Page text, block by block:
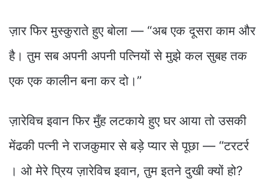
ज़ार फिर मुस्कुराते हुए बोला — “अब एक दूसरा काम और
है। तुम सब अपनी अपनी पत्नियों से मुझे कल सुबह तक
एक एक कालीन बना कर दो।”
ज़ारेविच इवान फिर मुँह लटकाये हुए घर आया तो उसकी
मेंढकी पत्नी ने राजकुमार से बड़े प्यार से पूछा — “टरटर्र
। ओ मेरे प्रिय ज़ारेविच इवान, तुम इतने दुखी क्यों हो?